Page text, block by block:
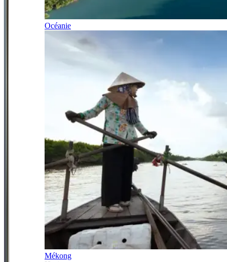
Océanie
Mékong